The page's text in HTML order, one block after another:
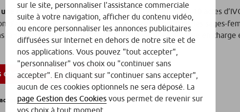
formation pratique
(avec observation d’au moins 10 actes
moins 30 actes). Sous réserve de ces conditions, les sages-
la supervision de médecins, selon les modalités de prise en charge
dédiés avec SantExpert
sur le site, personnaliser l'assistance commerciale
suite à votre navigation, afficher du contenu vidéo,
ou encore personnaliser les annonces publicitaires
diffusées sur Internet en dehors de notre site et de
nos applications. Vous pouvez "tout accepter",
"personnaliser" vos choix ou "continuer sans
accepter". En cliquant sur "continuer sans accepter",
aucun de ces cookies optionnels ne sera déposé. La
page Gestion des Cookies vous permet de revenir sur
vos choix à tout moment.